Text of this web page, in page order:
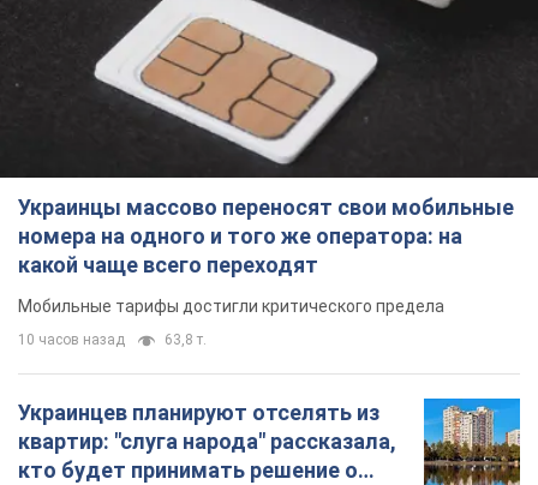
Украинцы массово переносят свои мобильные
номера на одного и того же оператора: на
какой чаще всего переходят
Мобильные тарифы достигли критического предела
10 часов назад 63,8 т.
Украинцев планируют отселять из
квартир: "слуга народа" рассказала,
кто будет принимать решение о